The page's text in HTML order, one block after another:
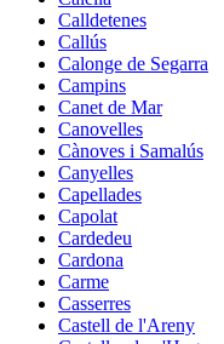
Calldetenes
Callús
Calonge de Segarra
Campins
Canet de Mar
Canovelles
Cànoves i Samalús
Canyelles
Capellades
Capolat
Cardedeu
Cardona
Carme
Casserres
Castell de l'Areny